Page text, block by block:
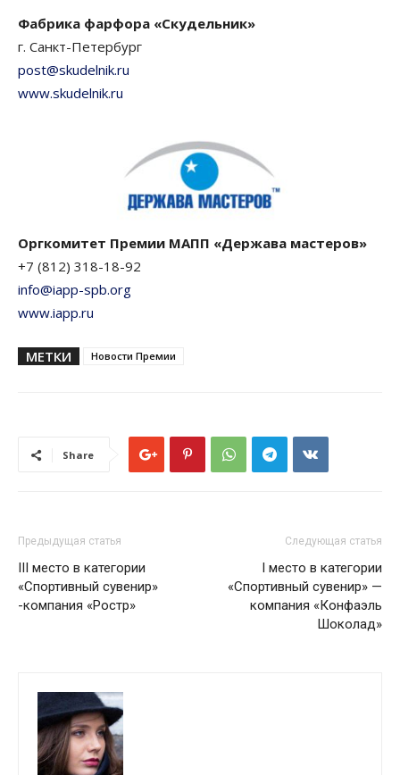
Фабрика фарфора «Скудельник»
г. Санкт-Петербург
post@skudelnik.ru
www.skudelnik.ru
Оргкомитет Премии МАПП «Держава мастеров»
+7 (812) 318-18-92
info@iapp-spb.org
www.iapp.ru
МЕТКИ Новости Премии
Share
Предыдущая статья
III место в категории
«Спортивный сувенир»
-компания «Ростр»
Следующая статья
I место в категории
«Спортивный сувенир» —
компания «Конфаэль
Шоколад»